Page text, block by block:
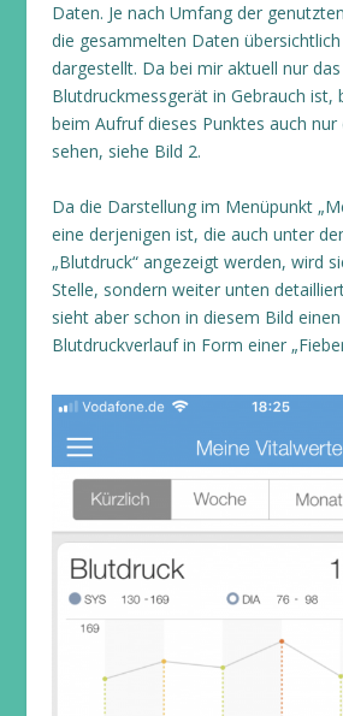
Daten. Je nach Umfang der
die gesammelten Daten
dargestellt. Da bei mir aktuell nur das
Blutdruckmessgerät in Gebrauch ist,
beim Aufruf dieses Punktes auch nur
sehen, siehe Bild 2.
Da die Darstellung im Menüpunkt
eine derjenigen ist, die auch unter
„Blutdruck“ angezeigt werden, wird
Stelle, sondern weiter unten
sieht aber schon in diesem Bild
Blutdruckverlauf in Form einer